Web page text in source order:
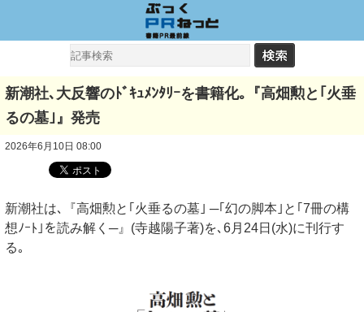
新潮社､大反響のﾄﾞｷｭﾒﾝﾀﾘｰを書籍化｡『高畑勲と｢火垂
るの墓｣』発売
2026年6月10日 08:00
新潮社は､『高畑勲と｢火垂るの墓｣ ─｢幻の脚本｣と｢7冊の構
想ﾉｰﾄ｣を読み解く─』(寺越陽子著)を､6月24日(水)に刊行す
る｡